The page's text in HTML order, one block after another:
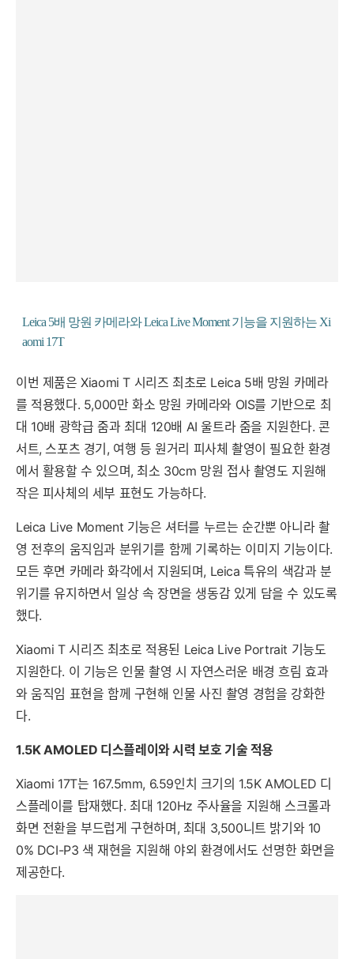
Leica 5배 망원 카메라와 Leica Live Moment 기능을 지원하는 Xi
aomi 17T
이번 제품은 Xiaomi T 시리즈 최초로 Leica 5배 망원 카메라
를 적용했다. 5,000만 화소 망원 카메라와 OIS를 기반으로 최
대 10배 광학급 줌과 최대 120배 AI 울트라 줌을 지원한다. 콘
서트, 스포츠 경기, 여행 등 원거리 피사체 촬영이 필요한 환경
에서 활용할 수 있으며, 최소 30cm 망원 접사 촬영도 지원해
작은 피사체의 세부 표현도 가능하다.
Leica Live Moment 기능은 셔터를 누르는 순간뿐 아니라 촬
영 전후의 움직임과 분위기를 함께 기록하는 이미지 기능이다.
모든 후면 카메라 화각에서 지원되며, Leica 특유의 색감과 분
위기를 유지하면서 일상 속 장면을 생동감 있게 담을 수 있도록
했다.
Xiaomi T 시리즈 최초로 적용된 Leica Live Portrait 기능도
지원한다. 이 기능은 인물 촬영 시 자연스러운 배경 흐림 효과
와 움직임 표현을 함께 구현해 인물 사진 촬영 경험을 강화한
다.
1.5K AMOLED 디스플레이와 시력 보호 기술 적용
Xiaomi 17T는 167.5mm, 6.59인치 크기의 1.5K AMOLED 디
스플레이를 탑재했다. 최대 120Hz 주사율을 지원해 스크롤과
화면 전환을 부드럽게 구현하며, 최대 3,500니트 밝기와 10
0% DCI-P3 색 재현을 지원해 야외 환경에서도 선명한 화면을
제공한다.